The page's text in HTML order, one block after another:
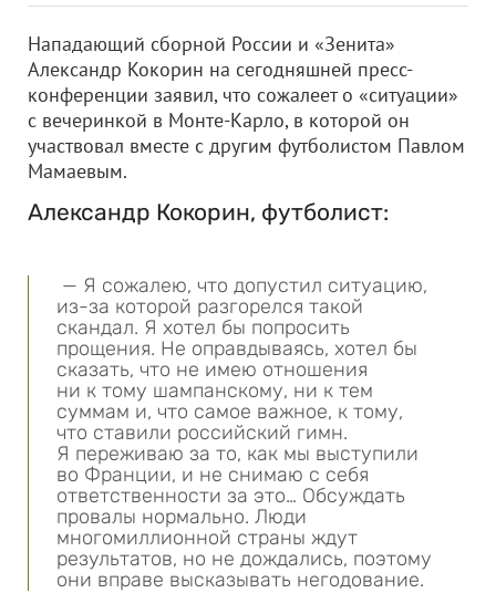
Нападающий сборной России и «Зенита»
Александр Кокорин на сегодняшней пресс-
конференции заявил, что сожалеет о «ситуации»
с вечеринкой в Монте-Карло, в которой он
участвовал вместе с другим футболистом Павлом
Мамаевым.
Александр Кокорин, футболист:
— Я сожалею, что допустил ситуацию,
из-за которой разгорелся такой
скандал. Я хотел бы попросить
прощения. Не оправдываясь, хотел бы
сказать, что не имею отношения
ни к тому шампанскому, ни к тем
суммам и, что самое важное, к тому,
что ставили российский гимн.
Я переживаю за то, как мы выступили
во Франции, и не снимаю с себя
ответственности за это… Обсуждать
провалы нормально. Люди
многомиллионной страны ждут
результатов, но не дождались, поэтому
они вправе высказывать негодование.